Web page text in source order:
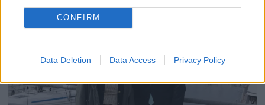
CONFIRM
Data Deletion Data Access Privacy Policy